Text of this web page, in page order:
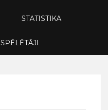
STATISTIKA
SPĒLĒTĀJI